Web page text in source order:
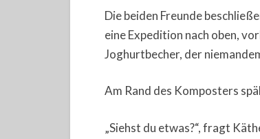
Die beiden Freunde
eine Expedition nach oben,
Joghurtbecher, der
Am Rand des Komposters
„Siehst du etwas?“, fragt